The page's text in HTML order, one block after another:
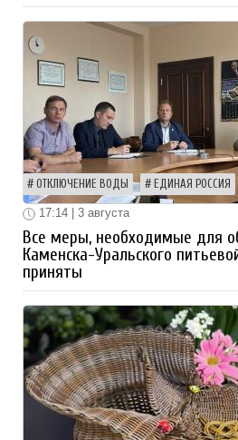
ОТКЛЮЧЕНИЕ ВОДЫ ЕДИНАЯ РОССИЯ
17:14 | 3 августа
Все меры, необходимые для
Каменска-Уральского
приняты